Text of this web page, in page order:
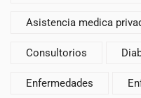
Asistencia medica
Consultorios
Enfermedades